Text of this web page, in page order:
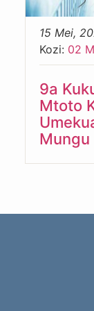
15 Mei,
Kozi: 02
9a
Mtoto
Mungu